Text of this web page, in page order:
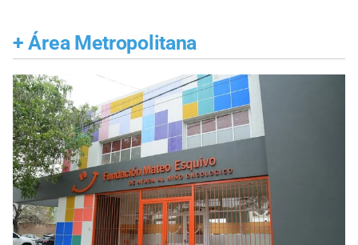
+ Área Metropolitana